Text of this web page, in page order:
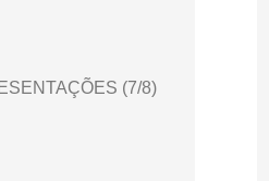
(7/8)